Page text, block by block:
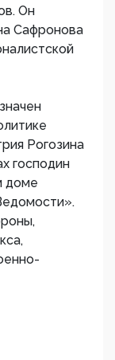
Он
Сафронова
Рогозина
господин
доме